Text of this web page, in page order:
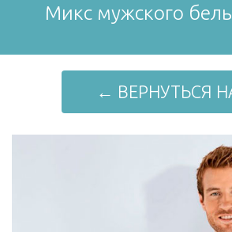
Микс мужского
← ВЕРНУТЬСЯ